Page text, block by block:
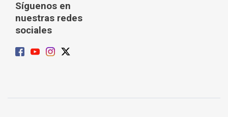
Síguenos en
nuestras redes
sociales